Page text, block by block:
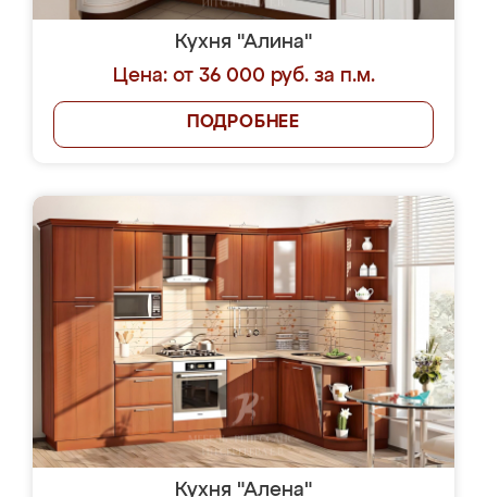
Кухня "Алина"
Цена: от 36 000 руб. за п.м.
ПОДРОБНЕЕ
Кухня "Алена"